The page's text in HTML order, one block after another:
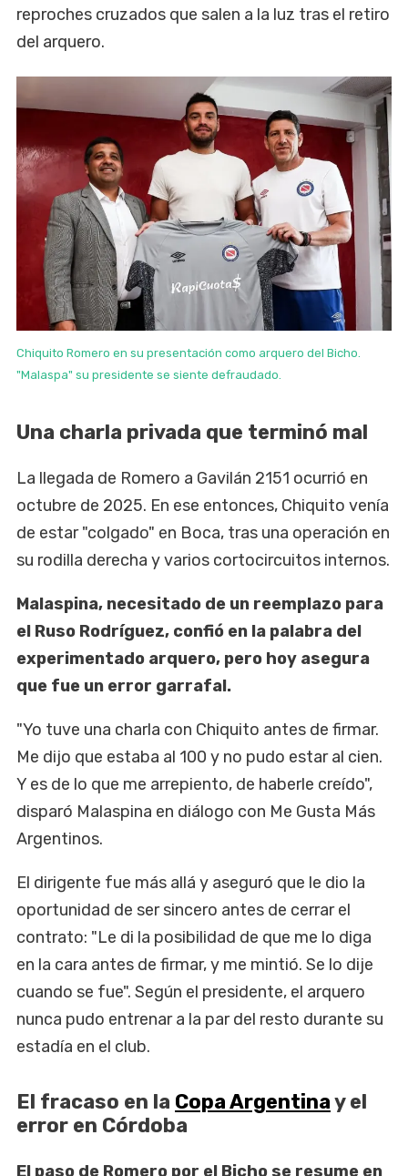
reproches cruzados que salen a la luz tras el retiro
del arquero.
Chiquito Romero en su presentación como arquero del Bicho.
"Malaspa" su presidente se siente defraudado.
Una charla privada que terminó mal
La llegada de Romero a Gavilán 2151 ocurrió en
octubre de 2025. En ese entonces, Chiquito venía
de estar "colgado" en Boca, tras una operación en
su rodilla derecha y varios cortocircuitos internos.
Malaspina, necesitado de un reemplazo para
el Ruso Rodríguez, confió en la palabra del
experimentado arquero, pero hoy asegura
que fue un error garrafal.
"Yo tuve una charla con Chiquito antes de firmar.
Me dijo que estaba al 100 y no pudo estar al cien.
Y es de lo que me arrepiento, de haberle creído",
disparó Malaspina en diálogo con Me Gusta Más
Argentinos.
El dirigente fue más allá y aseguró que le dio la
oportunidad de ser sincero antes de cerrar el
contrato: "Le di la posibilidad de que me lo diga
en la cara antes de firmar, y me mintió. Se lo dije
cuando se fue". Según el presidente, el arquero
nunca pudo entrenar a la par del resto durante su
estadía en el club.
El fracaso en la Copa Argentinay el
error en Córdoba
El paso de Romero por el Bicho se resume en